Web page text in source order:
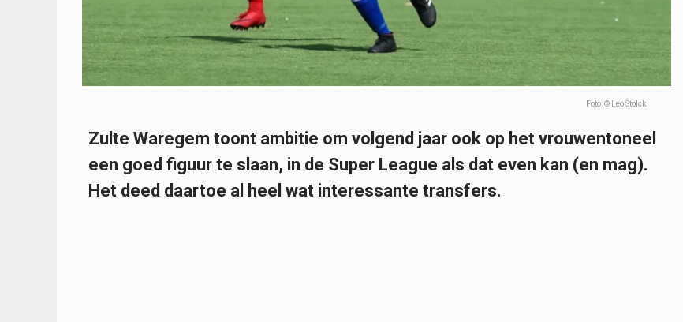
Foto: © Leo Stolck
Zulte Waregem toont ambitie om volgend jaar ook op het vrouwentoneel
een goed figuur te slaan, in de Super League als dat even kan (en mag).
Het deed daartoe al heel wat interessante transfers.